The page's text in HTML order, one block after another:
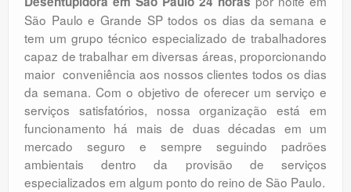
São Paulo e Grande SP todos os dias da semana e
tem um grupo técnico especializado de trabalhadores
capaz de trabalhar em diversas áreas, proporcionando
maior conveniência aos nossos clientes todos os dias
da semana. Com o objetivo de oferecer um serviço e
serviços satisfatórios, nossa organização está em
funcionamento há mais de duas décadas em um
mercado seguro e sempre seguindo padrões
ambientais dentro da provisão de serviços
especializados em algum ponto do reino de São Paulo.